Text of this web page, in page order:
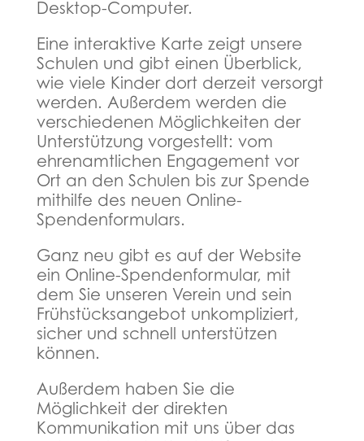
Desktop-Computer.
Eine interaktive Karte zeigt unsere
Schulen und gibt einen Überblick,
wie viele Kinder dort derzeit versorgt
werden. Außerdem werden die
verschiedenen Möglichkeiten der
Unterstützung vorgestellt: vom
ehrenamtlichen Engagement vor
Ort an den Schulen bis zur Spende
mithilfe des neuen Online-
Spendenformulars.
Ganz neu gibt es auf der Website
ein Online-Spendenformular, mit
dem Sie unseren Verein und sein
Frühstücksangebot unkompliziert,
sicher und schnell unterstützen
können.
Außerdem haben Sie die
Möglichkeit der direkten
Kommunikation mit uns über das